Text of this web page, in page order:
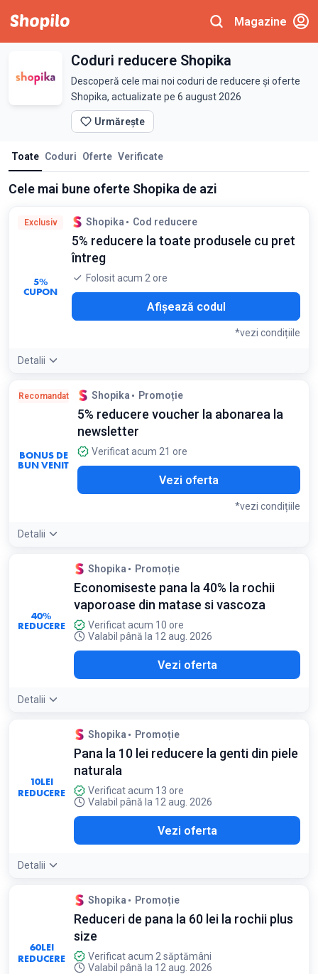
Magazine
Coduri reducere Shopika
Descoperă cele mai noi coduri de reducere și oferte
Shopika, actualizate pe 6 august 2026
Urmărește
Toate Coduri Oferte Verificate
Cele mai bune oferte Shopika de azi
Exclusiv
5%
CUPON
Shopika Cod reducere
5% reducere la toate produsele cu pret
întreg
Folosit acum 2 ore
Afișează codul
*vezi condițiile
Detalii
Reducerea nu se cumulează cu alte promoții existente pe
Recomandat
BONUS DE
BUN VENIT
Shopika Promoție
5% reducere voucher la abonarea la
newsletter
Verificat acum 21 ore
Vezi oferta
*vezi condițiile
Detalii
Detaliile ofertei:Înscrieți-vă cu adresa de email și veți primi
codul de reducere pe mail
Valabil pentru prima comandă după abonare
40%
REDUCERE
Shopika Promoție
Economiseste pana la 40% la rochii
vaporoase din matase si vascoza
Verificat acum 10 ore
Valabil până la 12 aug. 2026
Vezi oferta
Detalii
10LEI
REDUCERE
Shopika Promoție
Pana la 10 lei reducere la genti din piele
naturala
Verificat acum 13 ore
Valabil până la 12 aug. 2026
Vezi oferta
Detalii
60LEI
REDUCERE
Shopika Promoție
Reduceri de pana la 60 lei la rochii plus
size
Verificat acum 2 săptămâni
Valabil până la 12 aug. 2026